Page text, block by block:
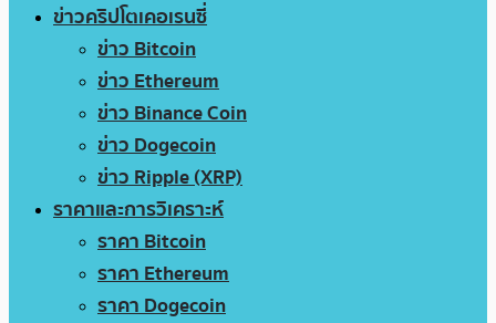
ข่าวคริปโตเคอเรนซี่
ข่าว Bitcoin
ข่าว Ethereum
ข่าว Binance Coin
ข่าว Dogecoin
ข่าว Ripple (XRP)
ราคาและการวิเคราะห์
ราคา Bitcoin
ราคา Ethereum
ราคา Dogecoin